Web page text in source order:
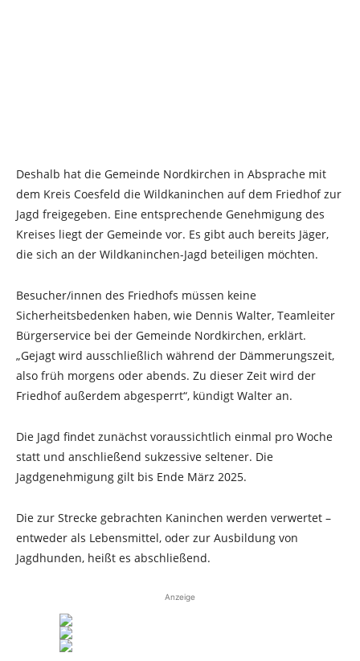
Deshalb hat die Gemeinde Nordkirchen in Absprache mit
dem Kreis Coesfeld die Wildkaninchen auf dem Friedhof zur
Jagd freigegeben. Eine entsprechende Genehmigung des
Kreises liegt der Gemeinde vor. Es gibt auch bereits Jäger,
die sich an der Wildkaninchen-Jagd beteiligen möchten.
Besucher/innen des Friedhofs müssen keine
Sicherheitsbedenken haben, wie Dennis Walter, Teamleiter
Bürgerservice bei der Gemeinde Nordkirchen, erklärt.
„Gejagt wird ausschließlich während der Dämmerungszeit,
also früh morgens oder abends. Zu dieser Zeit wird der
Friedhof außerdem abgesperrt“, kündigt Walter an.
Die Jagd findet zunächst voraussichtlich einmal pro Woche
statt und anschließend sukzessive seltener. Die
Jagdgenehmigung gilt bis Ende März 2025.
Die zur Strecke gebrachten Kaninchen werden verwertet –
entweder als Lebensmittel, oder zur Ausbildung von
Jagdhunden, heißt es abschließend.
Anzeige